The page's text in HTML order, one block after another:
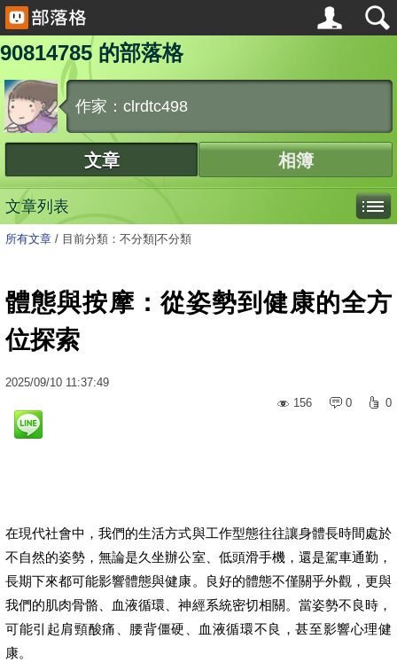
90814785 的部落格
作家：clrdtc498
文章 相簿
文章列表
所有文章 / 目前分類：不分類|不分類
體態與按摩：從姿勢到健康的全方
位探索
2025/09/10 11:37:49
156
0 0
在現代社會中，我們的生活方式與工作型態往往讓身體長時間處於
不自然的姿勢，無論是久坐辦公室、低頭滑手機，還是駕車通勤，
長期下來都可能影響體態與健康。良好的體態不僅關乎外觀，更與
我們的肌肉骨骼、血液循環、神經系統密切相關。當姿勢不良時，
可能引起肩頸酸痛、腰背僵硬、血液循環不良，甚至影響心理健
康。